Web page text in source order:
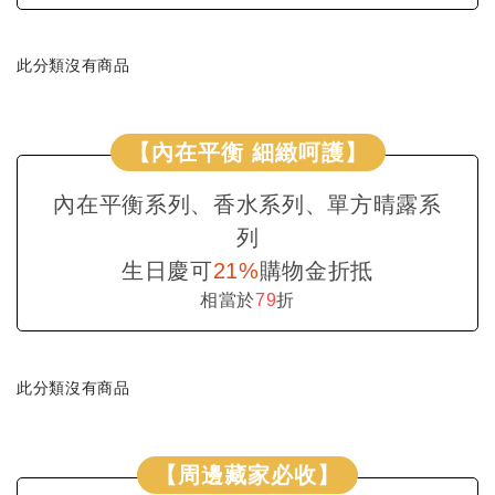
此分類沒有商品
【內在平衡 細緻呵護】
內在平衡系列、香水系列、單方晴露系
列
生日慶可21%購物金折抵
相當於79折
此分類沒有商品
【周邊藏家必收】